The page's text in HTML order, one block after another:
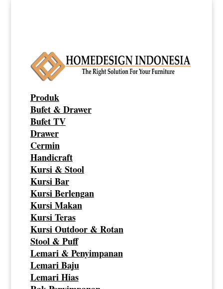
Produk
Bufet & Drawer
Bufet TV
Drawer
Cermin
Handicraft
Kursi & Stool
Kursi Bar
Kursi Berlengan
Kursi Makan
Kursi Teras
Kursi Outdoor & Rotan
Stool & Puff
Lemari & Penyimpanan
Lemari Baju
Lemari Hias